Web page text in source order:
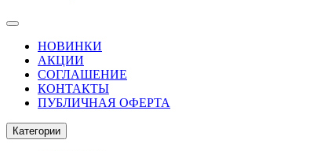
НОВИНКИ
АКЦИИ
СОГЛАШЕНИЕ
КОНТАКТЫ
ПУБЛИЧНАЯ ОФЕРТА
Категории